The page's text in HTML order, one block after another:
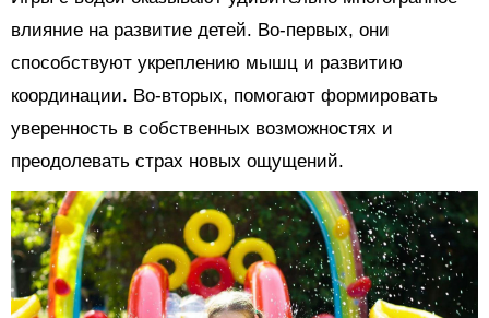
влияние на развитие детей. Во-первых, они
способствуют укреплению мышц и развитию
координации. Во-вторых, помогают формировать
уверенность в собственных возможностях и
преодолевать страх новых ощущений.